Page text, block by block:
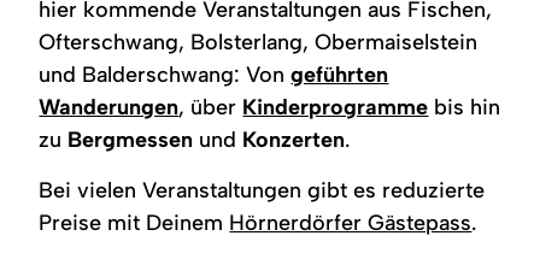
hier kommende Veranstaltungen aus Fischen,
Ofterschwang, Bolsterlang, Obermaiselstein
und Balderschwang: Vongeführten
Wanderungen, über Kinderprogramme bis hin
zu Bergmessen und Konzerten.
Bei vielen Veranstaltungen gibt es reduzierte
Preise mit Deinem Hörnerdörfer Gästepass.